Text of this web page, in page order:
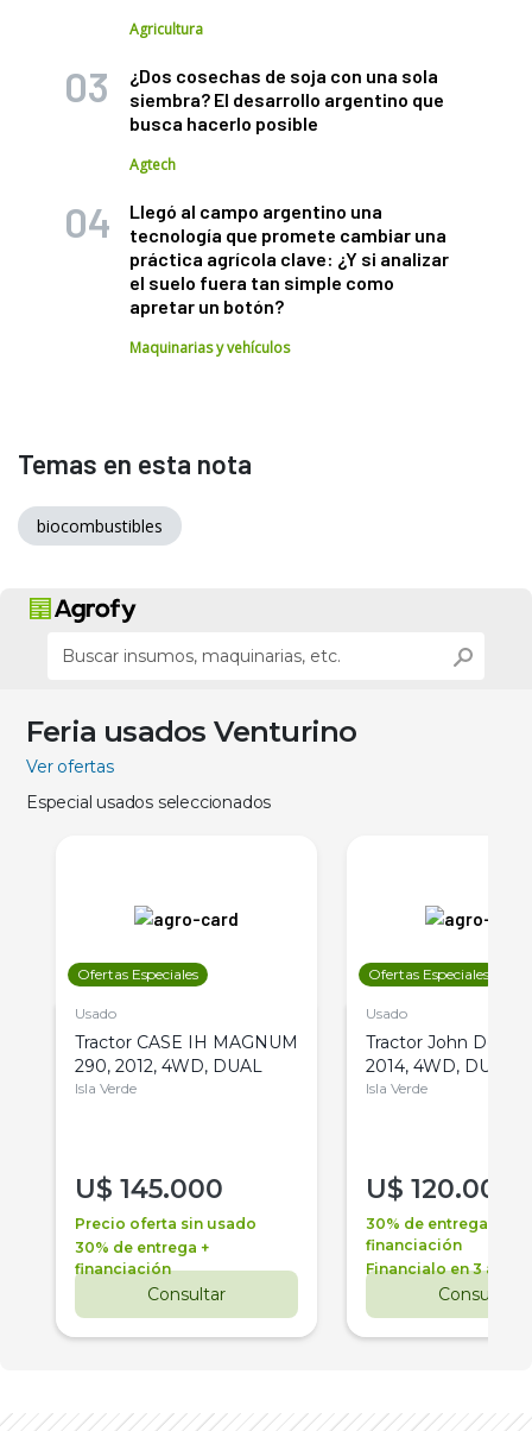
Agricultura
¿Dos cosechas de soja con una sola
siembra? El desarrollo argentino que
busca hacerlo posible
Agtech
Llegó al campo argentino una
tecnología que promete cambiar una
práctica agrícola clave: ¿Y si analizar
el suelo fuera tan simple como
apretar un botón?
Maquinarias y vehículos
Temas en esta nota
biocombustibles
Feria usados Venturino
Ver ofertas
Especial usados seleccionados
Ofertas Especiales
Usado
Tractor CASE IH MAGNUM
290, 2012, 4WD, DUAL
Isla Verde
U$ 145.000
Precio oferta sin usado
30% de entrega +
financiación
Consultar
Ofertas Especiales
Usado
Tractor John Deere
2014, 4WD, DUAL
Isla Verde
U$ 120.000
30% de entrega +
financiación
Financialo en 3 años
Consultar